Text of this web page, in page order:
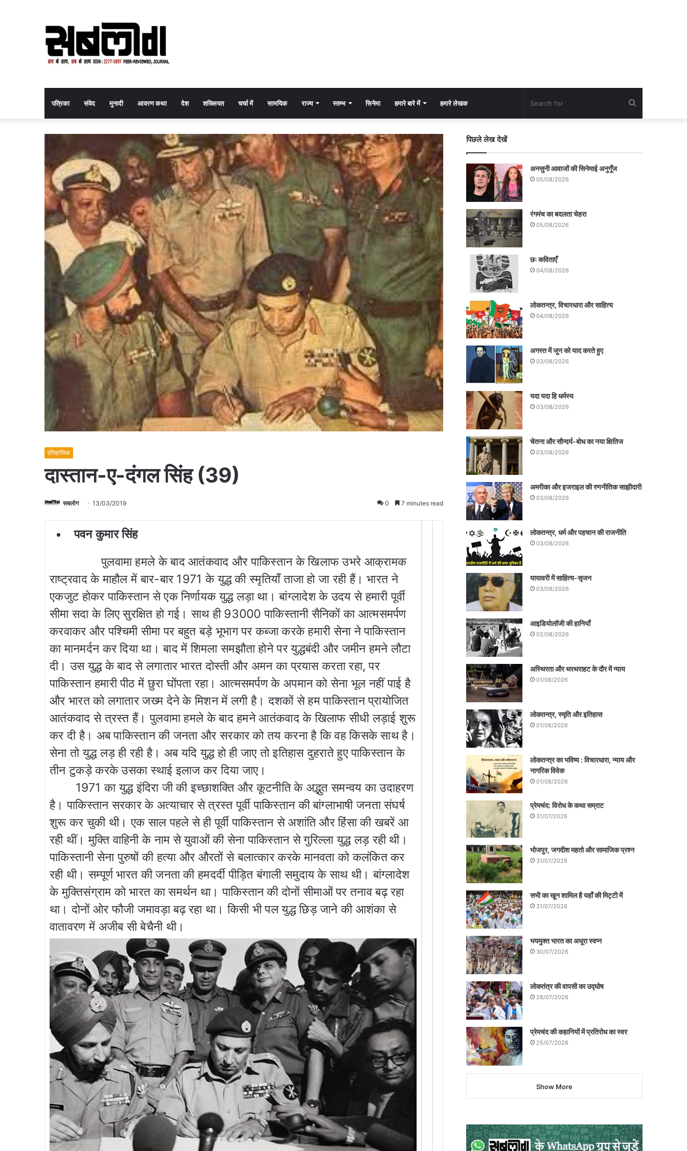
पत्रिका संवेद मुनादी आवरण कथा देश शख्सियत चर्चा में सामयिक राज्य स्तम्भ सिनेमा हमारे बारे में हमारे लेखक
एतिहासिक
दास्तान-ए-दंगल सिंह (39)
सबलोग 13/03/2019 0 7 minutes read
पवन कुमार सिंह
पुलवामा हमले के बाद आतंकवाद और पाकिस्तान के खिलाफ उभरे आक्रामक
राष्ट्रवाद के माहौल में बार-बार 1971 के युद्ध की स्मृतियाँ ताजा हो जा रही हैं। भारत ने
एकजुट होकर पाकिस्तान से एक निर्णायक युद्ध लड़ा था। बांग्लादेश के उदय से हमारी पूर्वी
सीमा सदा के लिए सुरक्षित हो गई। साथ ही 93000 पाकिस्तानी सैनिकों का आत्मसमर्पण
करवाकर और पश्चिमी सीमा पर बहुत बड़े भूभाग पर कब्जा करके हमारी सेना ने पाकिस्तान
का मानमर्दन कर दिया था। बाद में शिमला समझौता होने पर युद्धबंदी और जमीन हमने लौटा
दी। उस युद्ध के बाद से लगातार भारत दोस्ती और अमन का प्रयास करता रहा, पर
पाकिस्तान हमारी पीठ में छुरा घोंपता रहा। आत्मसमर्पण के अपमान को सेना भूल नहीं पाई है
और भारत को लगातार जख्म देने के मिशन में लगी है। दशकों से हम पाकिस्तान प्रायोजित
आतंकवाद से त्रस्त हैं। पुलवामा हमले के बाद हमने आतंकवाद के खिलाफ सीधी लड़ाई शुरू
कर दी है। अब पाकिस्तान की जनता और सरकार को तय करना है कि वह किसके साथ है।
सेना तो युद्ध लड़ ही रही है। अब यदि युद्ध हो ही जाए तो इतिहास दुहराते हुए पाकिस्तान के
तीन टुकड़े करके उसका स्थाई इलाज कर दिया जाए।
1971 का युद्ध इंदिरा जी की इच्छाशक्ति और कूटनीति के अद्भुत समन्वय का उदाहरण
है। पाकिस्तान सरकार के अत्याचार से त्रस्त पूर्वी पाकिस्तान की बांग्लाभाषी जनता संघर्ष
शुरू कर चुकी थी। एक साल पहले से ही पूर्वी पाकिस्तान से अशांति और हिंसा की खबरें आ
रही थीं। मुक्ति वाहिनी के नाम से युवाओं की सेना पाकिस्तान से गुरिल्ला युद्ध लड़ रही थी।
पाकिस्तानी सेना पुरुषों की हत्या और औरतों से बलात्कार करके मानवता को कलंकित कर
रही थी। सम्पूर्ण भारत की जनता की हमदर्दी पीड़ित बंगाली समुदाय के साथ थी। बांग्लादेश
के मुक्तिसंग्राम को भारत का समर्थन था। पाकिस्तान की दोनों सीमाओं पर तनाव बढ़ रहा
था। दोनों ओर फौजी जमावड़ा बढ़ रहा था। किसी भी पल युद्ध छिड़ जाने की आशंका से
वातावरण में अजीब सी बेचैनी थी।
पिछले लेख देखें
अनसुनी आवाजों की सिनेमाई अनुगूँज
05/08/2026
रंगमंच का बदलता चेहरा
05/08/2026
छः कविताएँ
04/08/2026
लोकतन्त्र, विचारधारा और साहित्य
04/08/2026
अगस्त में जून को याद करते हुए
03/08/2026
यदा यदा हि धर्मस्य
03/08/2026
चेतना और सौन्दर्य-बोध का नया क्षितिज
03/08/2026
अमरीका और इजराइल की रणनीतिक साझीदारी
03/08/2026
लोकतन्त्र, धर्म और पहचान की राजनीति
03/08/2026
यायावरी में साहित्य-सृजन
03/08/2026
आइडियोलॉजी की हानियाँ
02/08/2026
अस्थिरता और थरथराहट के दौर में न्याय
01/08/2026
लोकतन्त्र, स्मृति और इतिहास
01/08/2026
लोकतन्त्र का भविष्य : विचारधारा, न्याय और
नागरिक विवेक
01/08/2026
प्रेमचंद: विरोध के कथा सम्राट
31/07/2026
भोजपुर, जगदीश महतो और सामाजिक प्रश्न
31/07/2026
सभी का खून शामिल है यहाँ की मिट्टी में
31/07/2026
भयमुक्त भारत का अधूरा स्वप्न
30/07/2026
लोकतंत्र की वापसी का उद्घोष
28/07/2026
प्रेमचंद की कहानियों में प्रतिरोध का स्वर
25/07/2026
Show More